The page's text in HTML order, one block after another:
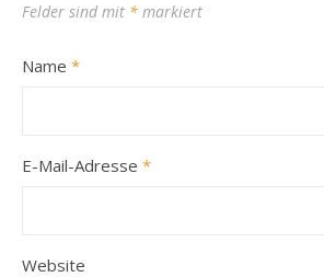
Felder sind mit * markiert
Name *
E-Mail-Adresse *
Website